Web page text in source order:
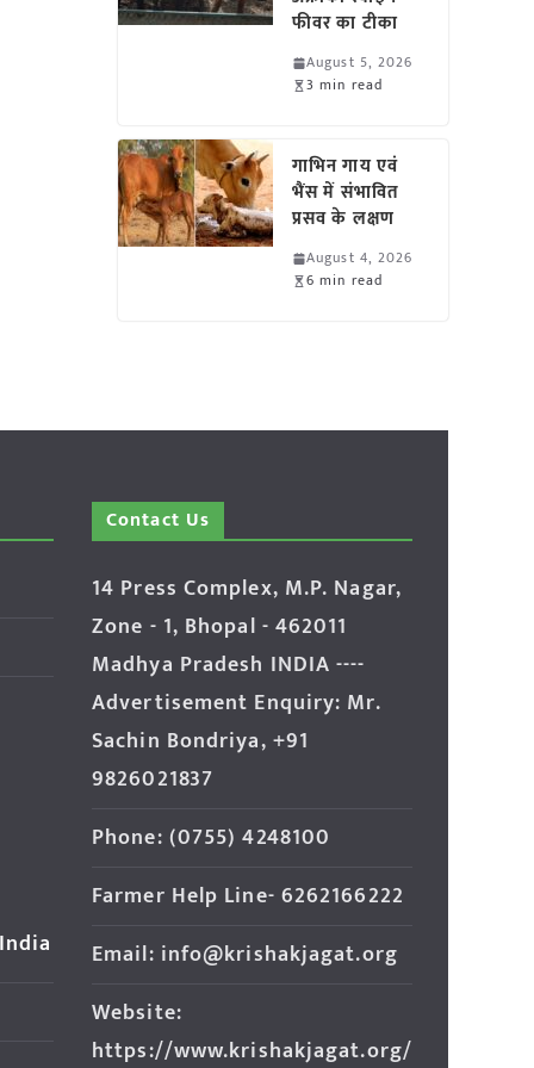
फीवर का टीका
August 5, 2026
3 min read
गाभिन गाय एवं
भैंस में संभावित
प्रसव के लक्षण
August 4, 2026
6 min read
Contact Us
14 Press Complex, M.P. Nagar,
Zone - 1, Bhopal - 462011
Madhya Pradesh INDIA ----
Advertisement Enquiry: Mr.
Sachin Bondriya, +91
9826021837
Phone: (0755) 4248100
Farmer Help Line- 6262166222
Email: info@krishakjagat.org
Website:
https://www.krishakjagat.org/